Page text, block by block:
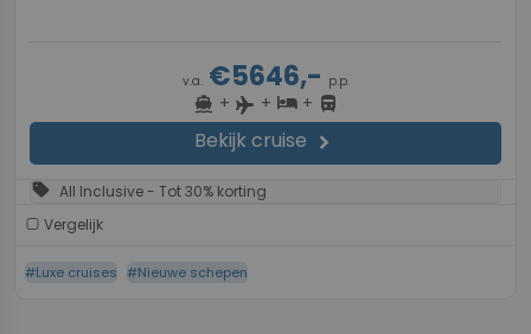
v.a.€5646,- p.p.
directions_boat + flight + hotel+ directions_bus
Bekijk cruise chevron_right
sell All Inclusive - Tot 30% korting
Vergelijk
#Luxe cruises #Nieuwe schepen